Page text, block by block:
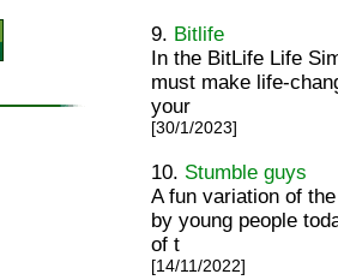
9. Bitlife
In the BitLife Life
must make life-
your
[30/1/2023]
10. Stumble guys
A fun variation of
by young people
of t
[14/11/2022]